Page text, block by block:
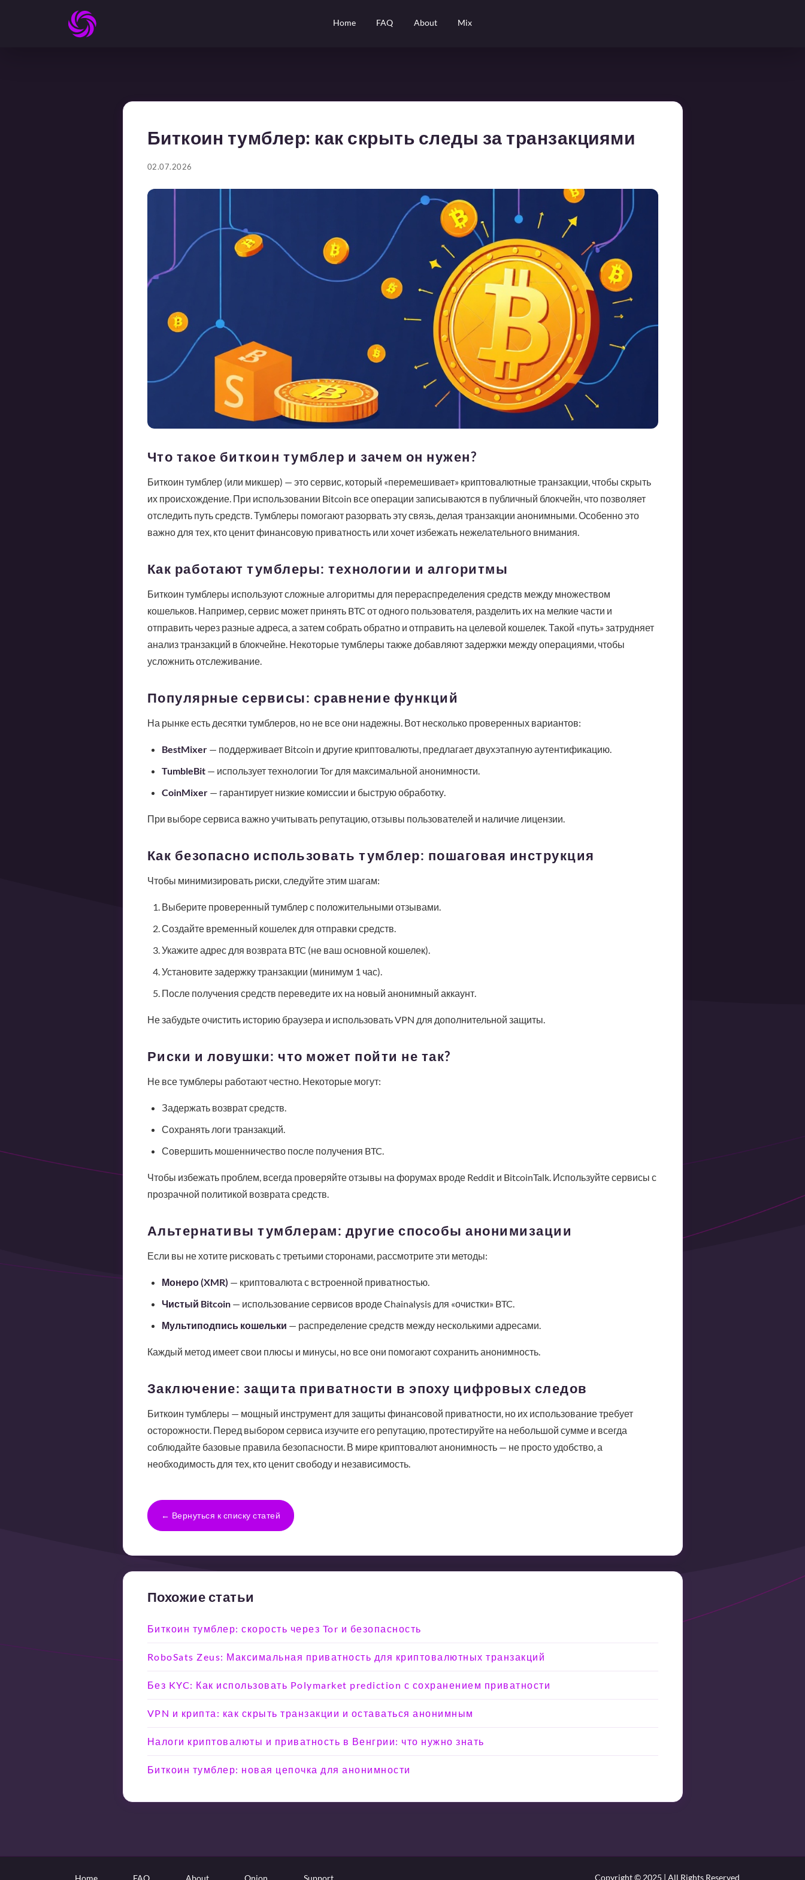
Home FAQ About Mix
Биткоин тумблер: как скрыть следы за транзакциями
02.07.2026
Что такое биткоин тумблер и зачем он нужен?
Биткоин тумблер (или микшер) — это сервис, который «перемешивает» криптовалютные транзакции, чтобы скрыть
их происхождение. При использовании Bitcoin все операции записываются в публичный блокчейн, что позволяет
отследить путь средств. Тумблеры помогают разорвать эту связь, делая транзакции анонимными. Особенно это
важно для тех, кто ценит финансовую приватность или хочет избежать нежелательного внимания.
Как работают тумблеры: технологии и алгоритмы
Биткоин тумблеры используют сложные алгоритмы для перераспределения средств между множеством
кошельков. Например, сервис может принять BTC от одного пользователя, разделить их на мелкие части и
отправить через разные адреса, а затем собрать обратно и отправить на целевой кошелек. Такой «путь» затрудняет
анализ транзакций в блокчейне. Некоторые тумблеры также добавляют задержки между операциями, чтобы
усложнить отслеживание.
Популярные сервисы: сравнение функций
На рынке есть десятки тумблеров, но не все они надежны. Вот несколько проверенных вариантов:
BestMixer— поддерживает Bitcoin и другие криптовалюты, предлагает двухэтапную аутентификацию.
TumbleBit— использует технологии Tor для максимальной анонимности.
CoinMixer— гарантирует низкие комиссии и быструю обработку.
При выборе сервиса важно учитывать репутацию, отзывы пользователей и наличие лицензии.
Как безопасно использовать тумблер: пошаговая инструкция
Чтобы минимизировать риски, следуйте этим шагам:
Выберите проверенный тумблер с положительными отзывами.
Создайте временный кошелек для отправки средств.
Укажите адрес для возврата BTC (не ваш основной кошелек).
Установите задержку транзакции (минимум 1 час).
После получения средств переведите их на новый анонимный аккаунт.
Не забудьте очистить историю браузера и использовать VPN для дополнительной защиты.
Риски и ловушки: что может пойти не так?
Не все тумблеры работают честно. Некоторые могут:
Задержать возврат средств.
Сохранять логи транзакций.
Совершить мошенничество после получения BTC.
Чтобы избежать проблем, всегда проверяйте отзывы на форумах вроде Reddit и BitcoinTalk. Используйте сервисы с
прозрачной политикой возврата средств.
Альтернативы тумблерам: другие способы анонимизации
Если вы не хотите рисковать с третьими сторонами, рассмотрите эти методы:
Монеро (XMR) — криптовалюта с встроенной приватностью.
Чистый Bitcoin— использование сервисов вроде Chainalysis для «очистки» BTC.
Мультиподпись кошельки — распределение средств между несколькими адресами.
Каждый метод имеет свои плюсы и минусы, но все они помогают сохранить анонимность.
Заключение: защита приватности в эпоху цифровых следов
Биткоин тумблеры — мощный инструмент для защиты финансовой приватности, но их использование требует
осторожности. Перед выбором сервиса изучите его репутацию, протестируйте на небольшой сумме и всегда
соблюдайте базовые правила безопасности. В мире криптовалют анонимность — не просто удобство, а
необходимость для тех, кто ценит свободу и независимость.
← Вернуться к списку статей
Похожие статьи
Биткоин тумблер: скорость через Tor и безопасность
RoboSats Zeus: Максимальная приватность для криптовалютных транзакций
Без KYC: Как использовать Polymarket prediction с сохранением приватности
VPN и крипта: как скрыть транзакции и оставаться анонимным
Налоги криптовалюты и приватность в Венгрии: что нужно знать
Биткоин тумблер: новая цепочка для анонимности
Home FAQ About Onion Support Copyright © 2025 | All Rights Reserved